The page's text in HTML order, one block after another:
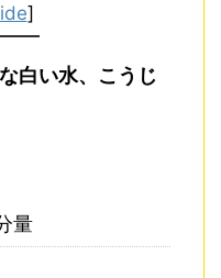
]
白い水、こうじ
量